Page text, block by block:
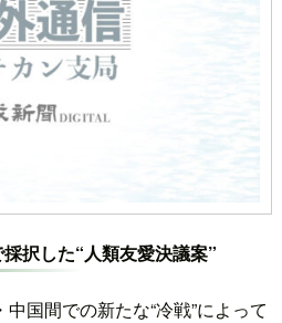
択した“人類友愛決議案”
国間での新たな“冷戦”によって